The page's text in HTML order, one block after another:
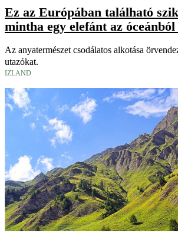
Ez az Európában található
mintha egy elefánt az
Az anyatermészet csodálatos alkotása
utazókat.
IZLAND